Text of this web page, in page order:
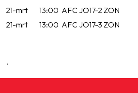
21-mrt
13:00 AFC JO17-2 ZON
21-mrt
13:00 AFC JO17-3 ZON
.